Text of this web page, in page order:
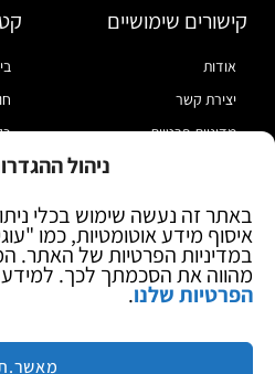
ניהול
באתר זה נעשה שימוש בכלי
איסוף מידע אוטומטיות, כמו
במדיניות הפרטיות של האתר.
מהווה את הסכמתך לכך. למידע
הפרטיות שלנו.
קישורים שימושיים
אודות
יצירת קשר
מדיניות פרטיות
בלוג